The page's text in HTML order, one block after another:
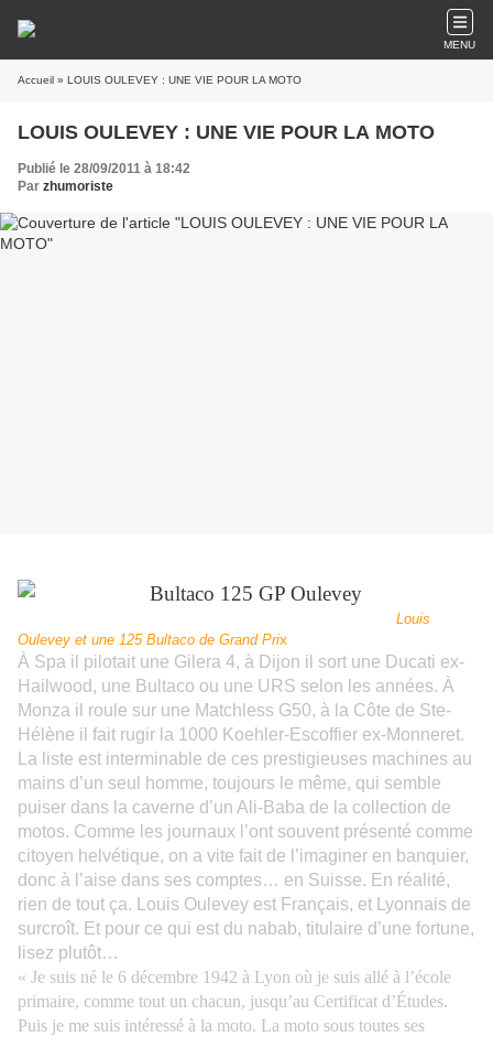
MENU
Accueil » LOUIS OULEVEY : UNE VIE POUR LA MOTO
LOUIS OULEVEY : UNE VIE POUR LA MOTO
Publié le 28/09/2011 à 18:42
Par zhumoriste
Louis
Oulevey et une 125 Bultaco de Grand Prix
À Spa il pilotait une Gilera 4, à Dijon il sort une Ducati ex-
Hailwood, une Bultaco ou une URS selon les années. À
Monza il roule sur une Matchless G50, à la Côte de Ste-
Hélène il fait rugir la 1000 Koehler-Escoffier ex-Monneret.
La liste est interminable de ces prestigieuses machines au
mains d’un seul homme, toujours le même, qui semble
puiser dans la caverne d’un Ali-Baba de la collection de
motos. Comme les journaux l’ont souvent présenté comme
citoyen helvétique, on a vite fait de l’imaginer en banquier,
donc à l’aise dans ses comptes… en Suisse. En réalité,
rien de tout ça. Louis Oulevey est Français, et Lyonnais de
surcroît. Et pour ce qui est du nabab, titulaire d’une fortune,
lisez plutôt…
« Je suis né le 6 décembre 1942 à Lyon où je suis allé à l’école
primaire, comme tout un chacun, jusqu’au Certificat d’Études.
Puis je me suis intéressé à la moto. La moto sous toutes ses